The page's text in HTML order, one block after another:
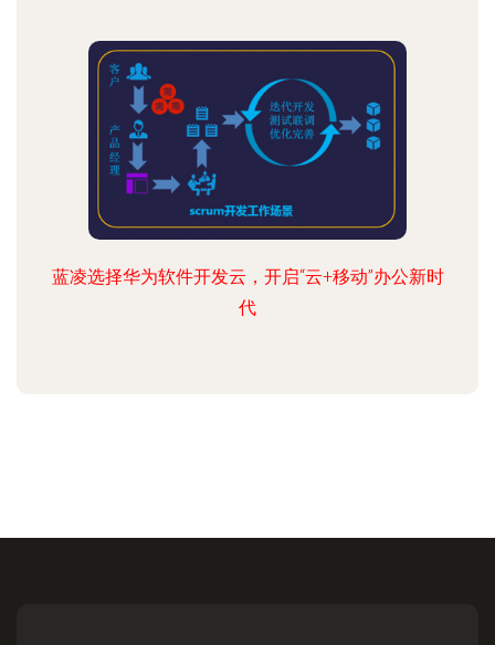
蓝凌选择华为软件开发云，开启“云+移动”办公新时
代